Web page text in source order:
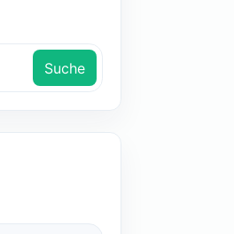
Suche